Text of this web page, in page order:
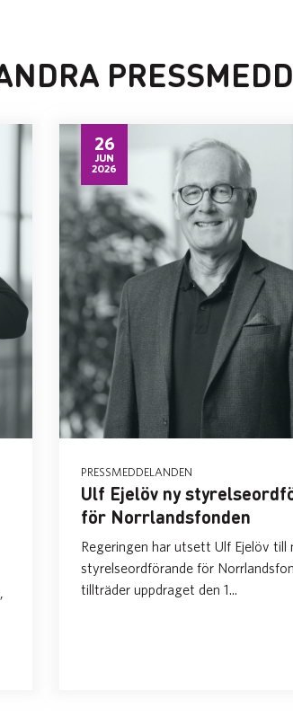
26
JUN
2026
PRESSMEDDELANDEN
Ulf Ejelöv ny
för Norrlandsfonden
Regeringen har utsett Ulf Ejelöv till
styrelseordförande för
tillträder uppdraget den 1...